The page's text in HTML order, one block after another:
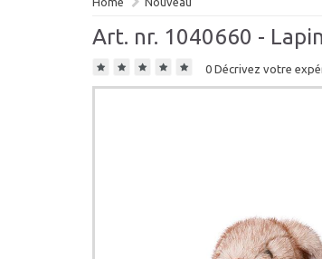
Art. nr. 1040660 -
0 Décrivez votre